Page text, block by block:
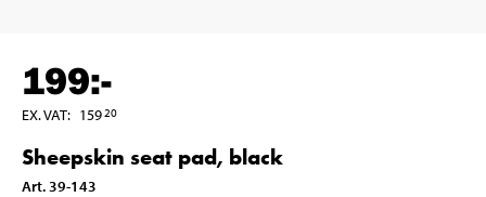
199:-
EX. VAT: 15920
Sheepskin seat pad, black
Art. 39-143